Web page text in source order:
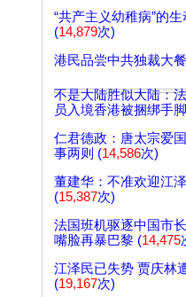
“共产主义幼稚病”的
(14,879次)
港民品尝中共独裁大
不是大陆胜似大陆：
员入境香港被捆绑手
仁君德政：唐太宗爱
事两则 (14,586次)
董建华：不准欢迎江泽
(15,387次)
法国班机驱逐中国市
嘴脸再暴巴黎 (14,475
江泽民已失势 贾庆林
(19,167次)